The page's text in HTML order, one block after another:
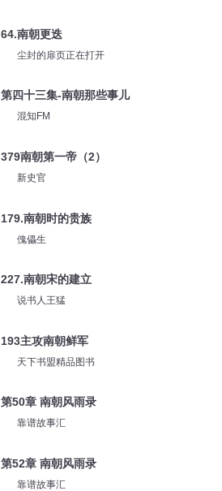
64.南朝更迭
尘封的扉页正在打开
第四十三集-南朝那些事儿
混知FM
379南朝第一帝（2）
新史官
179.南朝时的贵族
傀儡生
227.南朝宋的建立
说书人王猛
193主攻南朝鲜军
天下书盟精品图书
第50章 南朝风雨录
靠谱故事汇
第52章 南朝风雨录
靠谱故事汇